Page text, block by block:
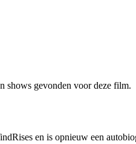
shows gevonden voor deze film.
en is opnieuw een